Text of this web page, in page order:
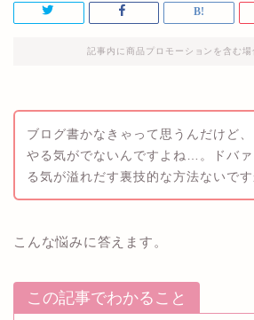
記事内に商品プロモーションを含む場
ブログ書かなきゃって思うんだけど、
やる気がでないんですよね…。ドバ
る気が溢れだす裏技的な方法ないです
こんな悩みに答えます。
この記事でわかること